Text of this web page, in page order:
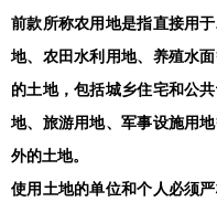
前款所称农用地是指直接用
地、农田水利用地、养殖水
的土地，包括城乡住宅和公
地、旅游用地、军事设施用
外的土地。
使用土地的单位和个人必须